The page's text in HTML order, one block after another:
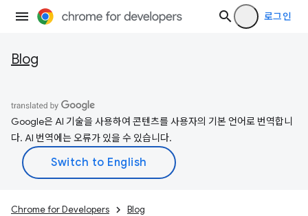
로그인
Blog
Google은 AI 기술을 사용하여 콘텐츠를 사용자의 기본 언어로 번역합니
다. AI 번역에는 오류가 있을 수 있습니다.
Chrome for Developers Blog